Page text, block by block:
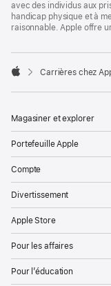
avec des individus aux
handicap physique et à
raisonnable. Apple offre

Carrières chez
Magasiner et explorer
Portefeuille Apple
Compte
Divertissement
Apple Store
Pour les affaires
Pour l’éducation